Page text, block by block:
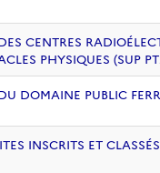
CENTRES
PHYSIQUES (SUP
DOMAINE PUBLIC
INSCRITS ET